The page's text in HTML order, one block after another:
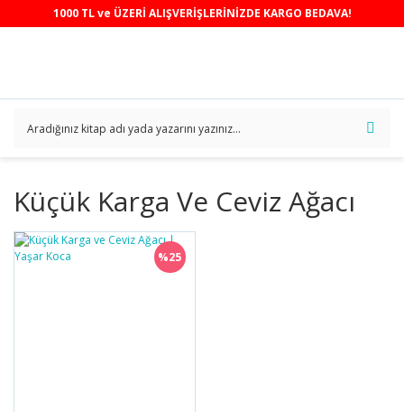
1000 TL ve ÜZERİ ALIŞVERİŞLERİNİZDE KARGO BEDAVA!
Küçük Karga Ve Ceviz Ağacı
%25